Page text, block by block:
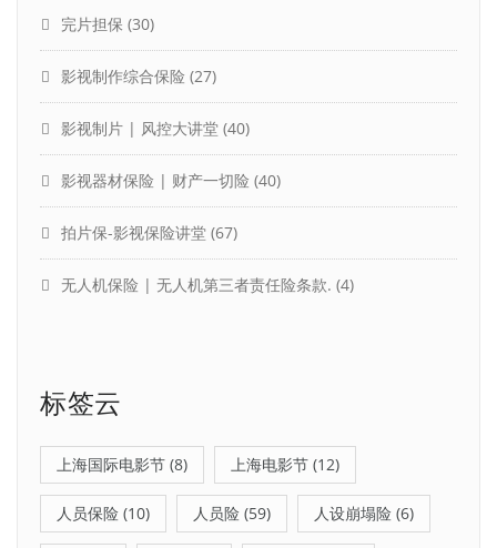
完片担保 (30)
影视制作综合保险 (27)
影视制片 | 风控大讲堂 (40)
影视器材保险 | 财产一切险 (40)
拍片保-影视保险讲堂 (67)
无人机保险 | 无人机第三者责任险条款. (4)
标签云
上海国际电影节 (8) 上海电影节 (12)
人员保险 (10) 人员险 (59) 人设崩塌险 (6)